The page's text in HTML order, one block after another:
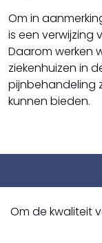
Om in
is een verwijzing
Daarom werken
ziekenhuizen in
pijnbehandeling
kunnen bieden.
Om de kwaliteit